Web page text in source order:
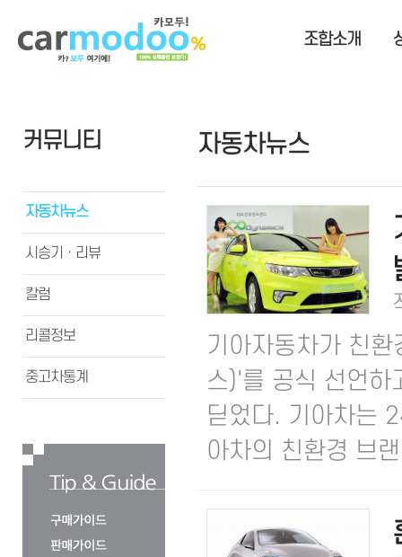
조합소개
커뮤니티
자동차뉴스
시승기ㆍ리뷰
칼럼
리콜정보
중고차통계
자동차뉴스
기아자동차가 친
스)'를 공식 선언하
딛었다. 기아차는
아차의 친환경 브